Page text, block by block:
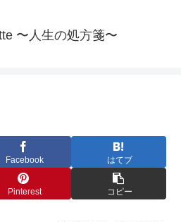
〜人生の処方箋〜
Facebook はてブ
Pinterest コピー